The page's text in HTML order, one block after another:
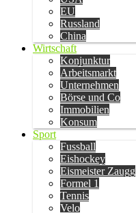
EU
Russland
China
Wirtschaft
Konjunktur
Arbeitsmarkt
Unternehmen
Börse und Co
Immobilien
Konsum
Sport
Fussball
Eishockey
Eismeister Zaugg
Formel 1
Tennis
Velo